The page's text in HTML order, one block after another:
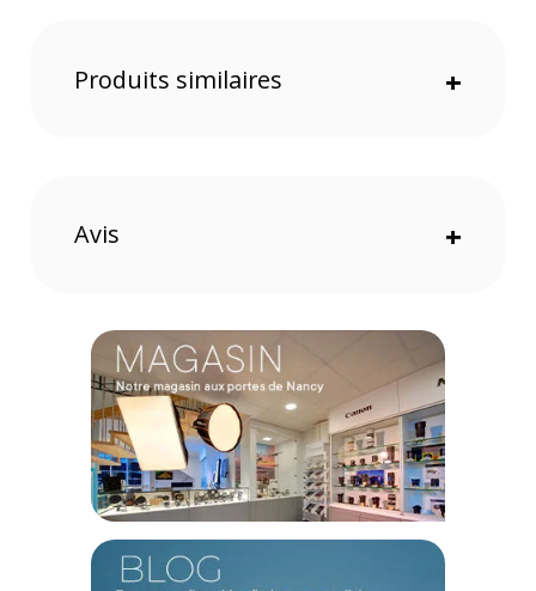
Caractéristiques de OWC Envoy - SSD NVMe Portable
USB-C (1000 MB/s)
Capacité : 1 To
Mécanisme d'Entrainement : Disque SSD OWC Aura Pro IV 4.0
Taux de Transfert de Données : Jusqu'à 10 Gb/s (USB 3.2)
Format du Lecteur : APFS (pour Mac et iPad)
Interface de Stockage : NVMe M.2
Port de l'Appareil : USB 3.2 Gen 2 (jusqu'à 10 Gb/s),
rétrocompatible USB 2.0 et 3.0
Produits similaires +
Avis +